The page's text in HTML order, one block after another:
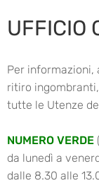
UFFICIO
Per informazioni,
ritiro
tutte le Utenze
NUMERO VERDE
da lunedì a
dalle 8.30 alle